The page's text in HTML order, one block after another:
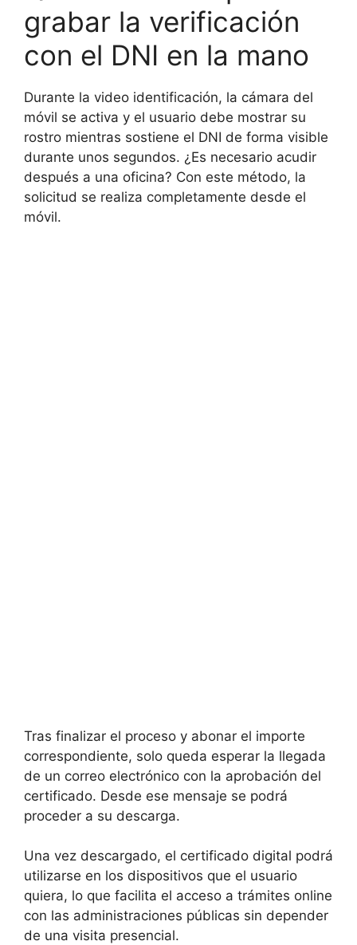
grabar la verificación
con el DNI en la mano
Durante la video identificación, la cámara del
móvil se activa y el usuario debe mostrar su
rostro mientras sostiene el DNI de forma visible
durante unos segundos. ¿Es necesario acudir
después a una oficina? Con este método, la
solicitud se realiza completamente desde el
móvil.
Tras finalizar el proceso y abonar el importe
correspondiente, solo queda esperar la llegada
de un correo electrónico con la aprobación del
certificado. Desde ese mensaje se podrá
proceder a su descarga.
Una vez descargado, el certificado digital podrá
utilizarse en los dispositivos que el usuario
quiera, lo que facilita el acceso a trámites online
con las administraciones públicas sin depender
de una visita presencial.